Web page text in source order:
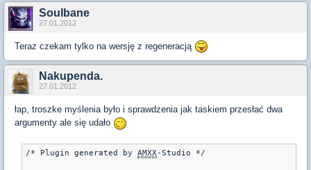
Soulbane
27.01.2012
Teraz czekam tylko na wersję z regeneracją
Nakupenda.
27.01.2012
łap, troszke myślenia było i sprawdzenia jak taskiem przesłać dwa
argumenty ale się udało
/* Plugin generated by AMXX-Studio */